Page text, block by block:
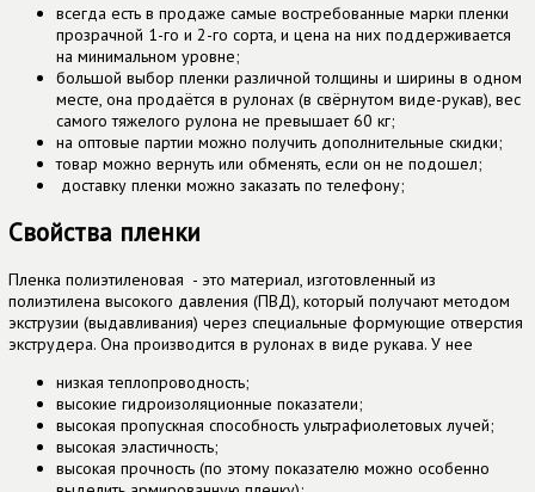
всегда есть в продаже самые востребованные марки пленки
прозрачной 1-го и 2-го сорта, и цена на них поддерживается
на минимальном уровне;
большой выбор пленки различной толщины и ширины в одном
месте, она продаётся в рулонах (в свёрнутом виде-рукав), вес
самого тяжелого рулона не превышает 60 кг;
на оптовые партии можно получить дополнительные скидки;
товар можно вернуть или обменять, если он не подошел;
доставку пленки можно заказать по телефону;
Свойства пленки
Пленка полиэтиленовая - это материал, изготовленный из
полиэтилена высокого давления (ПВД), который получают методом
экструзии (выдавливания) через специальные формующие отверстия
экструдера. Она производится в рулонах в виде рукава. У нее
низкая теплопроводность;
высокие гидроизоляционные показатели;
высокая пропускная способность ультрафиолетовых лучей;
высокая эластичность;
высокая прочность (по этому показателю можно особенно